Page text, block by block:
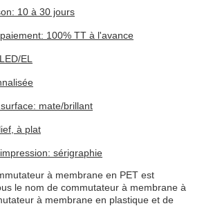
10 à 30 jours
100% TT à l'avance
EL
mate/brillant
à plat
sérigraphie
à membrane en PET est
le nom de commutateur à membrane à
à membrane en plastique et de